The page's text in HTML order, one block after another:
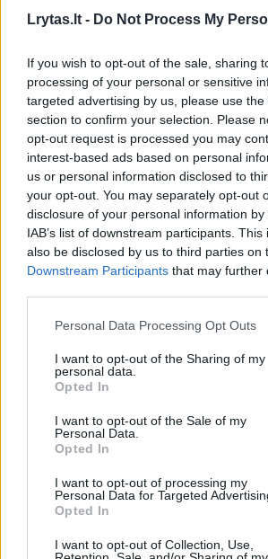
Lrytas.lt - Do Not Process My
If you wish to opt-out of the sale, sharing
processing of your personal or sensitive
targeted advertising by us, please use
section to confirm your selection. Please
opt-out request is processed you may
interest-based ads based on personal
us or personal information disclosed to
your opt-out. You may separately opt-out
disclosure of your personal information
IAB’s list of downstream participants.
also be disclosed by us to third parties on
Downstream Participants that may further
Personal Data Processing Opt Outs
I want to opt-out of the Sharing of my
personal data.
Opted In
I want to opt-out of the Sale of my
Personal Data.
Opted In
I want to opt-out of processing my
Personal Data for Targeted
Opted In
I want to opt-out of Collection, Use,
Jeruzalėje sublizgėjęs B. Baronas:
atmosfera“
Žinios | BC Lietuvos rytas
Mindaugas Lukauskis: „Pergalę
BC Lietuvos rytas
katastrofa“
Žinios | Sportas
Jeruzalės „Hapoel“ – Vilniaus
kėlinys)
kėlinys)